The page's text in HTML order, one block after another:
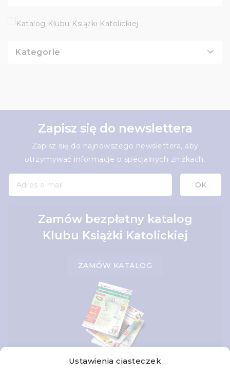
Ustawienia ciasteczek
Kategorie
Zapisz się do newslettera
Zapisz się do najnowszego newslettera, aby
otrzymywać informacje o specjalnych zniżkach.
Zamów bezpłatny katalog
Klubu Książki Katolickiej
ZAMÓW KATALOG